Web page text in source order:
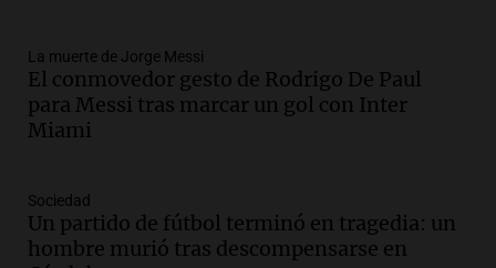
Episodios
Audio.Ley de Propiedad Privada: el revés
en el Congreso expuso una debilidad
comunicacional del Gobierno
Episodios
Audio.Casabindo se prepara para una
celebración única: 30.000 turistas y el
La muerte de Jorge Messi
El conmovedor gesto de Rodrigo De Paul
para Messi tras marcar un gol con Inter
Miami
Sociedad
Un partido de fútbol terminó en tragedia: un
hombre murió tras descompensarse en